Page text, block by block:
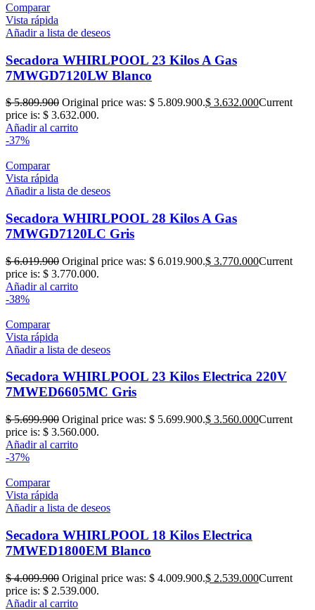
Comparar
Vista rápida
Añadir a lista de deseos
Secadora WHIRLPOOL 23 Kilos A Gas
7MWGD7120LW Blanco
$5.809.900 Original price was: $ 5.809.900.$ 3.632.000Current
price is: $ 3.632.000.
Añadir al carrito
-37%
Comparar
Vista rápida
Añadir a lista de deseos
Secadora WHIRLPOOL 28 Kilos A Gas
7MWGD7120LC Gris
$6.019.900 Original price was: $ 6.019.900.$ 3.770.000Current
price is: $ 3.770.000.
Añadir al carrito
-38%
Comparar
Vista rápida
Añadir a lista de deseos
Secadora WHIRLPOOL 23 Kilos Electrica 220V
7MWED6605MC Gris
$5.699.900 Original price was: $ 5.699.900.$ 3.560.000Current
price is: $ 3.560.000.
Añadir al carrito
-37%
Comparar
Vista rápida
Añadir a lista de deseos
Secadora WHIRLPOOL 18 Kilos Electrica
7MWED1800EM Blanco
$4.009.900 Original price was: $ 4.009.900.$ 2.539.000Current
price is: $ 2.539.000.
Añadir al carrito